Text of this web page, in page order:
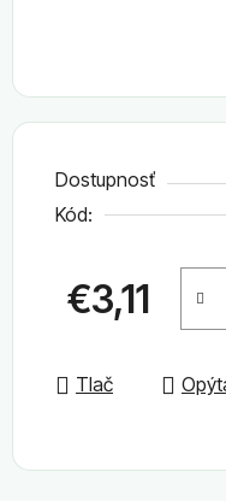
Dostupnosť
Kód:
€3,11
Jednotková cena:
Tlač